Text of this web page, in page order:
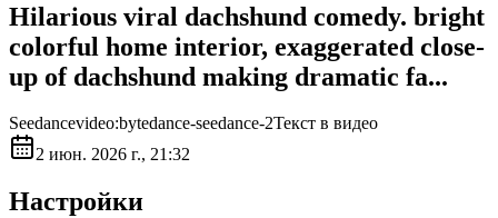
Hilarious viral dachshund comedy. bright
colorful home interior, exaggerated close-
up of dachshund making dramatic fa...
Seedancevideo:bytedance-seedance-2Текст в видео
2 июн. 2026 г., 21:32
Настройки